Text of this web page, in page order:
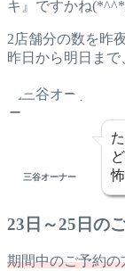
キ』ですかね
2店舗分の数を昨
昨日から明日まで
三谷オーナー
23日～25日の
期間中のご予約